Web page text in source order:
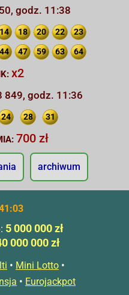
godz. 11:38
18 20 22 23
47 59 63 64
x2
849, godz. 11:36
24 28 31
700 zł
archiwum
5 000 000 zł
000 000 zł
• Mini Lotto •
• Eurojackpot